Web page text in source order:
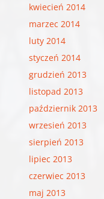
kwiecień 2014
marzec 2014
luty 2014
styczeń 2014
grudzień 2013
listopad 2013
październik 2013
wrzesień 2013
sierpień 2013
lipiec 2013
czerwiec 2013
maj 2013